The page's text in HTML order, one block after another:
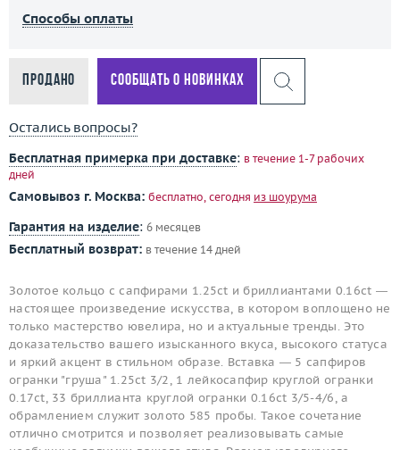
Способы оплаты
Продано Сообщать о новинках
Остались вопросы?
Бесплатная примерка при доставке: в течение 1-7 рабочих
дней
Самовывоз г. Москва: бесплатно, сегодня из шоурума
Гарантия на изделие: 6 месяцев
Бесплатный возврат: в течение 14 дней
Золотое кольцо с сапфирами 1.25ct и бриллиантами 0.16ct —
настоящее произведение искусства, в котором воплощено не
только мастерство ювелира, но и актуальные тренды. Это
доказательство вашего изысканного вкуса, высокого статуса
и яркий акцент в стильном образе. Вставка — 5 сапфиров
огранки "груша" 1.25ct 3/2, 1 лейкосапфир круглой огранки
0.17ct, 33 бриллианта круглой огранки 0.16ct 3/5-4/6, а
обрамлением служит золото 585 пробы. Такое сочетание
отлично смотрится и позволяет реализовывать самые